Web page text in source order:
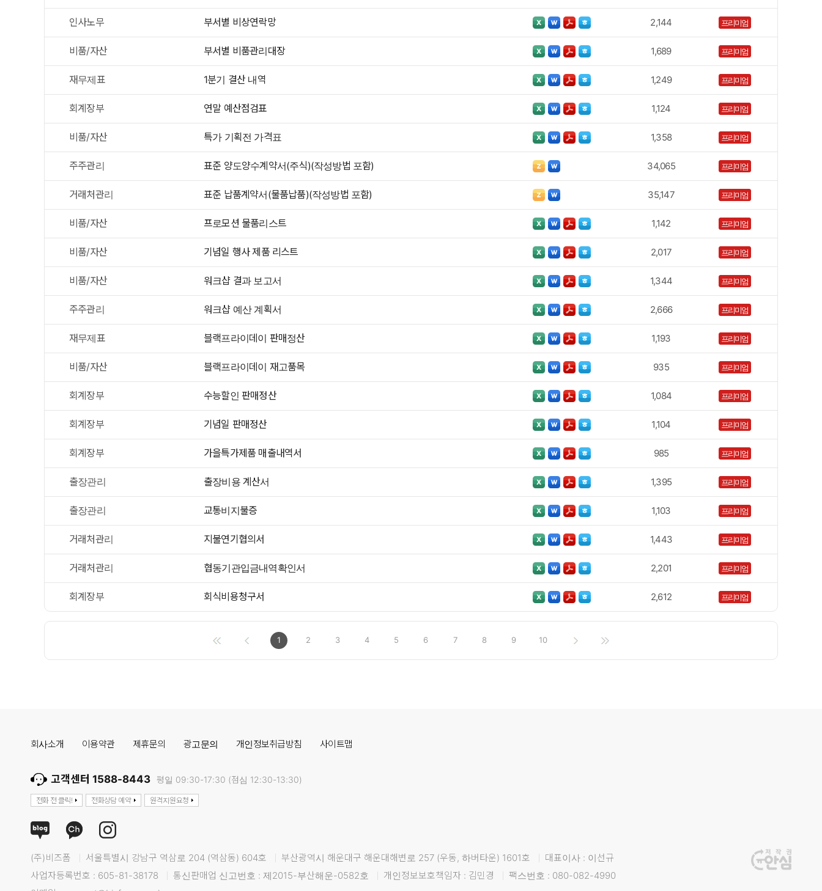
인사노무 부서별 비상연락망 2,144 프리미엄
비품/자산 부서별 비품관리대장 1,689 프리미엄
재무제표 1분기 결산 내역 1,249 프리미엄
회계장부 연말 예산점검표 1,124 프리미엄
비품/자산 특가 기획전 가격표 1,358 프리미엄
주주관리 표준 양도양수계약서(주식)(작성방법 포함) 34,065 프리미엄
거래처관리 표준 납품계약서(물품납품)(작성방법 포함) 35,147 프리미엄
비품/자산 프로모션 물품리스트 1,142 프리미엄
비품/자산 기념일 행사 제품 리스트 2,017 프리미엄
비품/자산 워크샵 결과 보고서 1,344 프리미엄
주주관리 워크샵 예산 계획서 2,666 프리미엄
재무제표 블랙프라이데이 판매정산 1,193 프리미엄
비품/자산 블랙프라이데이 재고품목 935 프리미엄
회계장부 수능할인 판매정산 1,084 프리미엄
회계장부 기념일 판매정산 1,104 프리미엄
회계장부 가을특가제품 매출내역서 985 프리미엄
출장관리 출장비용 계산서 1,395 프리미엄
출장관리 교통비지불증 1,103 프리미엄
거래처관리 지불연기협의서 1,443 프리미엄
거래처관리 협동기관입금내역확인서 2,201 프리미엄
회계장부 회식비용청구서 2,612 프리미엄
1 2 3 4 5 6 7 8 9 10
회사소개 이용약관 제휴문의 광고문의 개인정보취급방침 사이트맵
고객센터 1588-8443 평일 09:30-17:30 (점심 12:30-13:30)
전화 전 클릭! 전화상담 예약 원격지원요청
(주)비즈폼 서울특별시 강남구 역삼로 204 (역삼동) 604호 부산광역시 해운대구 해운대해변로 257 (우동, 하버타운) 1601호
대표이사 : 이선규
사업자등록번호 : 605-81-38178
통신판매업 신고번호 : 제2015-부산해운-0582호 개인정보보호책임자 : 김민경
팩스번호 : 080-082-4990